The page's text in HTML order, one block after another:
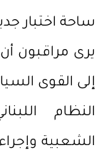
ساحة اختبار
يرى مراقبون
إلى القوى
النظام
الشعبية